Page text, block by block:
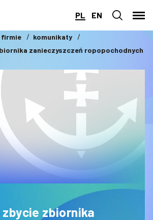
PL EN
firmie
komunikaty
zanieczyszczeń ropopochodnych
zbiornika